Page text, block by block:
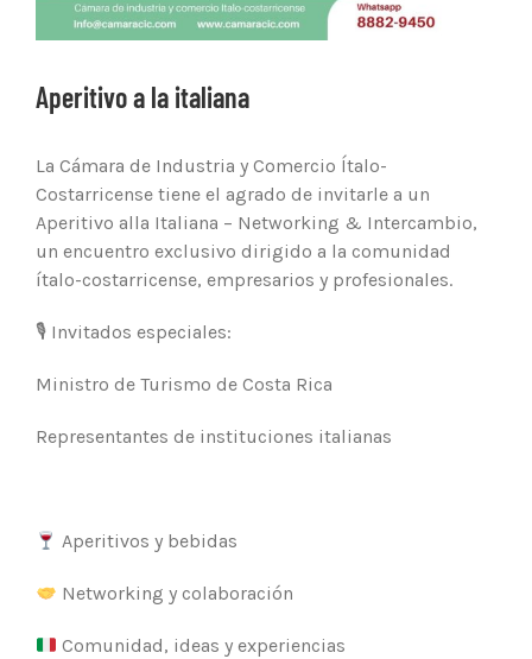
Aperitivo a la italiana
La Cámara de Industria y Comercio Ítalo-
Costarricense tiene el agrado de invitarle a un
Aperitivo alla Italiana – Networking & Intercambio,
un encuentro exclusivo dirigido a la comunidad
ítalo-costarricense, empresarios y profesionales.
🎙 Invitados especiales:
Ministro de Turismo de Costa Rica
Representantes de instituciones italianas
Aperitivos y bebidas
Networking y colaboración
Comunidad, ideas y experiencias